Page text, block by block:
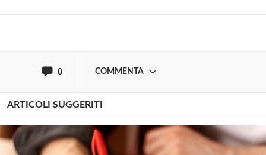
0 COMMENTA
ARTICOLI SUGGERITI